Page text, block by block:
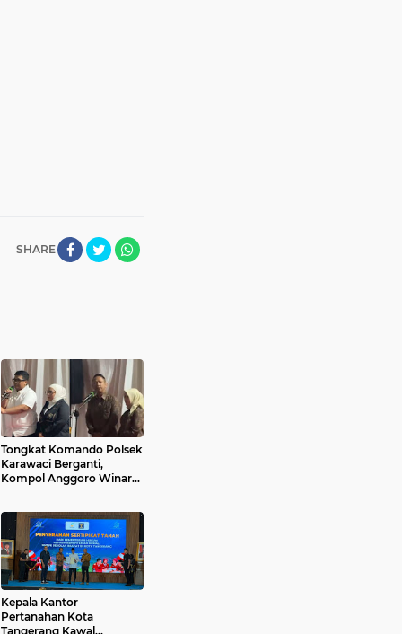
SHARE
Tongkat Komando Polsek
Karawaci Berganti,
Kompol Anggoro Winardi
Kepala Kantor
Pertanahan Kota
Tangerang Kawal